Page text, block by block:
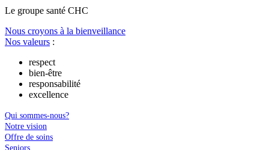
Le groupe santé CHC
Nous croyons à la bienveillance
Nos valeurs :
respect
bien-être
responsabilité
excellence
Qui sommes-nous?
Notre vision
Offre de soins
Seniors